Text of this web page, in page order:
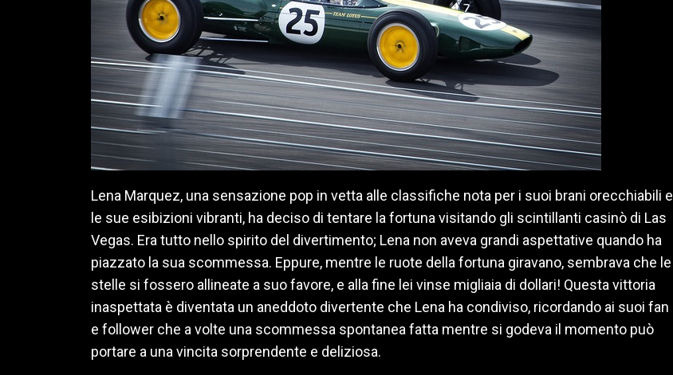
Lena Marquez, una sensazione pop in vetta alle classifiche nota per i suoi brani orecchiabili e
le sue esibizioni vibranti, ha deciso di tentare la fortuna visitando gli scintillanti casinò di Las
Vegas. Era tutto nello spirito del divertimento; Lena non aveva grandi aspettative quando ha
piazzato la sua scommessa. Eppure, mentre le ruote della fortuna giravano, sembrava che le
stelle si fossero allineate a suo favore, e alla fine lei vinse migliaia di dollari! Questa vittoria
inaspettata è diventata un aneddoto divertente che Lena ha condiviso, ricordando ai suoi fan
e follower che a volte una scommessa spontanea fatta mentre si godeva il momento può
portare a una vincita sorprendente e deliziosa.